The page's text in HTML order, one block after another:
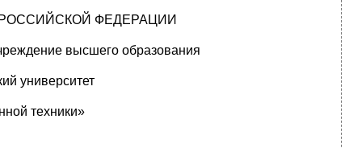
ФЕДЕРАЦИИ
высшего образования
университет
техники»